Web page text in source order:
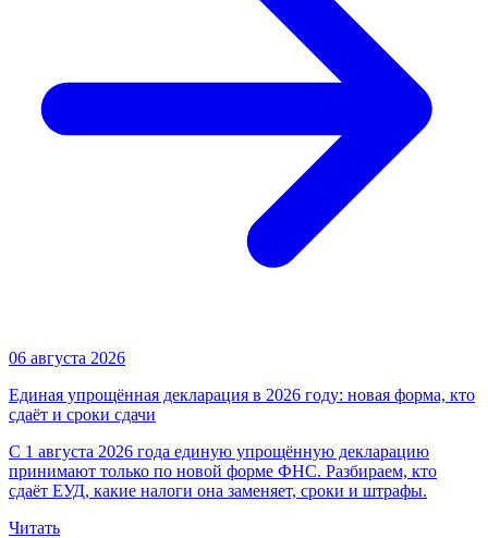
06 августа 2026
Единая упрощённая декларация в 2026 году: новая форма, кто
сдаёт и сроки сдачи
С 1 августа 2026 года единую упрощённую декларацию
принимают только по новой форме ФНС. Разбираем, кто
сдаёт ЕУД, какие налоги она заменяет, сроки и штрафы.
Читать